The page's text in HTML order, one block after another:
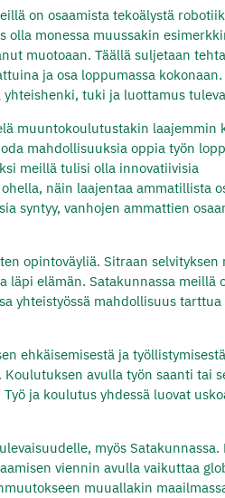
on osaamista tekoälystä
monessa muussakin
muotoaan. Täällä suljetaan
ja osa loppumassa kokonaan.
tuki ja luottamus
muuntokoulutustakin laajemmin
mahdollisuuksia oppia työn
meillä tulisi olla innovatiivisia
näin laajentaa ammatillista
syntyy, vanhojen ammattien
opintoväyliä. Sitraan selvityksen
läpi elämän. Satakunnassa meillä
yhteistyössä mahdollisuus tarttua
ehkäisemisestä ja
avulla työn saanti tai
ja koulutus yhdessä luovat
myös
viennin avulla vaikuttaa
muuallakin